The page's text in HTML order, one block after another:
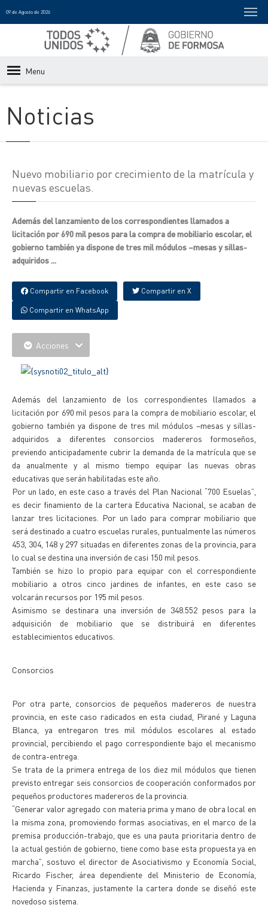
09 de Agosto de 2026
Menu
Noticias
Nuevo mobiliario por crecimiento de la matrícula y
nuevas escuelas.
Además del lanzamiento de los correspondientes llamados a
licitación por 690 mil pesos para la compra de mobiliario escolar, el
gobierno también ya dispone de tres mil módulos –mesas y sillas-
adquiridos ...
Compartir en Facebook Compartir en X
Compartir en WhatsApp
Acciones
Además del lanzamiento de los correspondientes llamados a
licitación por 690 mil pesos para la compra de mobiliario escolar, el
gobierno también ya dispone de tres mil módulos –mesas y sillas-
adquiridos a diferentes consorcios madereros formoseños,
previendo anticipadamente cubrir la demanda de la matrícula que se
da anualmente y al mismo tiempo equipar las nuevas obras
educativas que serán habilitadas este año.
Por un lado, en este caso a través del Plan Nacional “700 Esuelas”,
es decir finamiento de la cartera Educativa Nacional, se acaban de
lanzar tres licitaciones. Por un lado para comprar mobiliario que
será destinado a cuatro escuelas rurales, puntualmente las números
453, 304, 148 y 297 situadas en diferentes zonas de la provincia, para
lo cual se destina una inversión de casi 150 mil pesos.
También se hizo lo propio para equipar con el correspondiente
mobiliario a otros cinco jardines de infantes, en este caso se
volcarán recursos por 195 mil pesos.
Asimismo se destinara una inversión de 348.552 pesos para la
adquisición de mobiliario que se distribuirá en diferentes
establecimientos educativos.
Consorcios
Por otra parte, consorcios de pequeños madereros de nuestra
provincia, en este caso radicados en esta ciudad, Pirané y Laguna
Blanca, ya entregaron tres mil módulos escolares al estado
provincial, percibiendo el pago correspondiente bajo el mecanismo
de contra-entrega.
Se trata de la primera entrega de los diez mil módulos que tienen
previsto entregar seis consorcios de cooperación conformados por
pequeños productores madereros de la provincia.
“Generar valor agregado con materia prima y mano de obra local en
la misma zona, promoviendo formas asociativas, en el marco de la
premisa producción-trabajo, que es una pauta prioritaria dentro de
la actual gestión de gobierno, tiene como base esta propuesta ya en
marcha”, sostuvo el director de Asociativismo y Economía Social,
Ricardo Fischer, área dependiente del Ministerio de Economía,
Hacienda y Finanzas, justamente la cartera donde se diseñó este
novedoso sistema.